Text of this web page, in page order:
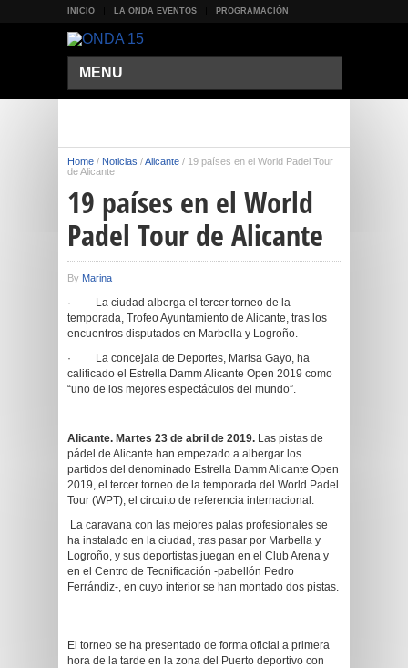
INICIO LA ONDA EVENTOS PROGRAMACIÓN
MENU
Home / Noticias /Alicante / 19 países en el World Padel Tour
de Alicante
19 países en el World
Padel Tour de Alicante
By Marina
·
La ciudad alberga el tercer torneo de la
temporada, Trofeo Ayuntamiento de Alicante, tras los
encuentros disputados en Marbella y Logroño.
·
La concejala de Deportes, Marisa Gayo, ha
calificado el Estrella Damm Alicante Open 2019 como
“uno de los mejores espectáculos del mundo”.
Alicante. Martes 23 de abril de 2019. Las pistas de
pádel de Alicante han empezado a albergar los
partidos del denominado Estrella Damm Alicante Open
2019, el tercer torneo de la temporada del World Padel
Tour (WPT), el circuito de referencia internacional.
La caravana con las mejores palas profesionales se
ha instalado en la ciudad, tras pasar por Marbella y
Logroño, y sus deportistas juegan en el Club Arena y
en el Centro de Tecnificación -pabellón Pedro
Ferrándiz-, en cuyo interior se han montado dos pistas.
El torneo se ha presentado de forma oficial a primera
hora de la tarde en la zona del Puerto deportivo con